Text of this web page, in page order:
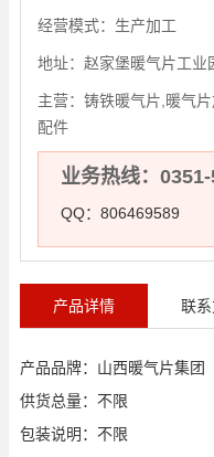
经营模式： 生产加工
地址： 赵家堡暖气片工业
主营： 铸铁暖气片,暖气
配件
业务热线：
QQ：806469589
产品详情 联
产品品牌：山西暖气片集团
供货总量：不限
包装说明：不限